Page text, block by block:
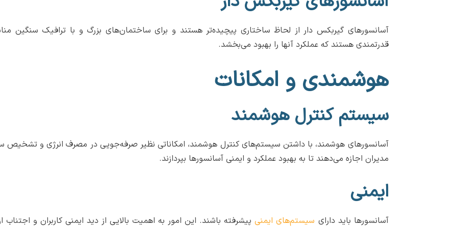
آسانسورهای گیربکس دار از لحاظ ساختاری پیچیده‌تر هستند و برای ساختمان‌های بزرگ و با ترافیک سنگین
قدرتمندی هستند که عملکرد آنها را بهبود می‌بخشد.
هوشمندی و امکانات
سیستم کنترل هوشمند
آسانسورهای هوشمند، با داشتن سیستم‌های کنترل هوشمند، امکاناتی نظیر صرفه‌جویی در مصرف انرژی و تشخیص
مدیران اجازه می‌دهند تا به بهبود عملکرد و ایمنی آسانسورها بپردازند.
ایمنی
آسانسورها باید دارای سیستم‌های ایمنیپیشرفته باشند. این امور به اهمیت بالایی از دید ایمنی کاربران و